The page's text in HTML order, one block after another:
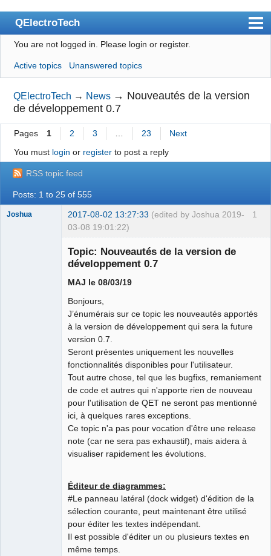
QElectroTech
Index
User list
Search
Register
Login
Site officiel
Wiki
BugTracker
Manual 0.8_cs
Google_Search
You are not logged in. Please login or register.
Active topics Unanswered topics
QElectroTech → News → Nouveautés de la version
de développement 0.7
Pages 1 2 3 23
Next
You must login or registerto post a reply
RSS topic feed
Posts: 1 to 25 of 555
1
Joshua 2017-08-02 13:27:33 (edited by Joshua 2019-
03-08 19:01:22)
Topic: Nouveautés de la version de
développement 0.7
MAJ le 08/03/19
Bonjours,
J’énumérais sur ce topic les nouveautés apportés
à la version de développement qui sera la future
version 0.7.
Seront présentes uniquement les nouvelles
fonctionnalités disponibles pour l'utilisateur.
Tout autre chose, tel que les bugfixs, remaniement
de code et autres qui n'apporte rien de nouveau
pour l'utilisation de QET ne seront pas mentionné
ici, à quelques rares exceptions.
Ce topic n'a pas pour vocation d'être une release
note (car ne sera pas exhaustif), mais aidera à
visualiser rapidement les évolutions.
Éditeur de diagrammes:
#Le panneau latéral (dock widget) d'édition de la
sélection courante, peut maintenant être utilisé
pour éditer les textes indépendant.
Il est possible d'éditer un ou plusieurs textes en
même temps.